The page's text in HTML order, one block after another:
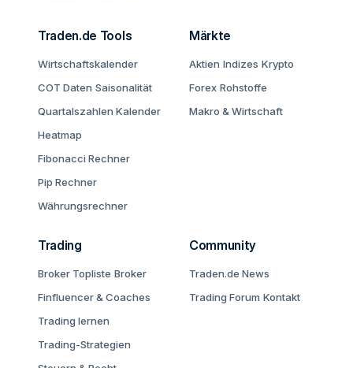
Traden.de Tools
Wirtschaftskalender
COT Daten Saisonalität
Quartalszahlen Kalender
Heatmap
Fibonacci Rechner
Pip Rechner
Währungsrechner
Märkte
Aktien Indizes Krypto
Forex Rohstoffe
Makro & Wirtschaft
Trading
Broker Topliste Broker
Finfluencer & Coaches
Trading lernen
Trading-Strategien
Community
Traden.de News
Trading Forum Kontakt